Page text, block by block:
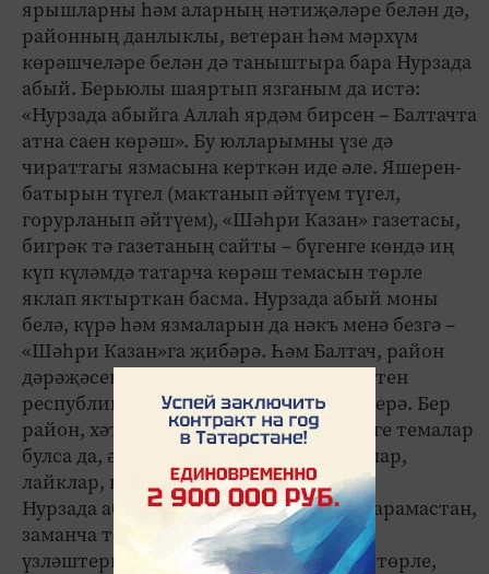
ярышларны һәм аларның нәтиҗәләре белән дә,
районның данлыклы, ветеран һәм мәрхүм
көрәшчеләре белән дә таныштыра бара Нурзада
абый. Берьюлы шаяртып язганым да истә:
«Нурзада абыйга Аллаһ ярдәм бирсен – Балтачта
атна саен көрәш». Бу юлларымны үзе дә
чираттагы язмасына керткән иде әле. Яшерен-
батырын түгел (мактанып әйтүем түгел,
горурланып әйтүем), «Шәһри Казан» газетасы,
бигрәк тә газетаның сайты – бүгенге көндә иң
күп күләмдә татарча көрәш темасын төрле
яклап яктырткан басма. Нурзада абый моны
белә, күрә һәм язмаларын да нәкъ менә безгә –
«Шәһри Казан»га җибәрә. Һәм Балтач, район
дәрәҗәсендәге ярышлар, геройлар бөтен
республика көрәш сөючеләренә җиткерә. Бер
район, хәтта ки бер авыл җирлегендәге темалар
булса да, әлеге язмалар бик күп караулар,
лайклар, комментарийлар җыя.
Нурзада абый, өлкән яшьтә булуына карамастан,
заманча технологияләрне дә ныклап
үзләштергән журналист. Газетага бер төрле,